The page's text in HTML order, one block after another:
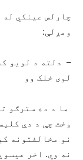
چارلس عینکي له
ومږلې:
– دلته د لویو
لوی خلک وو
ما د ده سترګو
وخت چې د دې
نو مخالفتونه
نه وي. اخر